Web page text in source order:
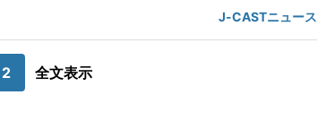
法上の問題を含むものであった」発端となったのは、
るキャバ嬢オーディション番組「LASTCALL」で、挑
ゆいぴすさんが公式アンバサ
J-CASTニュース
2 全文表示